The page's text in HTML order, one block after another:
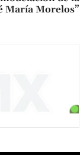
María Morelos”